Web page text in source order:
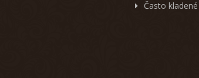
Často